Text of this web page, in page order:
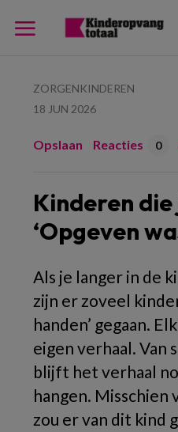
ZORGENKINDEREN
18 JUN 2026
Opslaan Reacties 0
Kinderen
‘Opgeven
Als je langer in de
zijn er zoveel
handen’ gegaan.
eigen verhaal. Van
blijft het verhaal
hangen. Misschien
zou er van dit kind